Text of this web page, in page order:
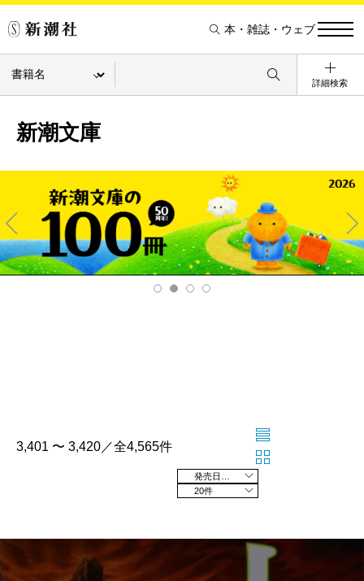
本・雑誌・ウェブ
詳細検索
新潮文庫
Pre
v
Ne
xt
3,401 〜 3,420／全4,565件
20件